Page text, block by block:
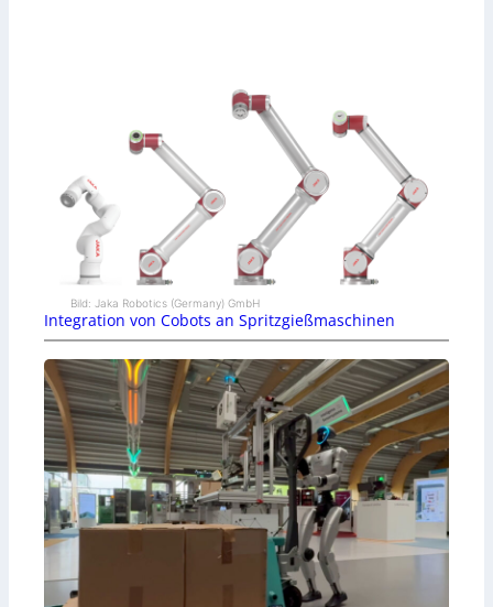
Bild: Jaka Robotics (Germany) GmbH
Integration von Cobots an Spritzgießmaschinen